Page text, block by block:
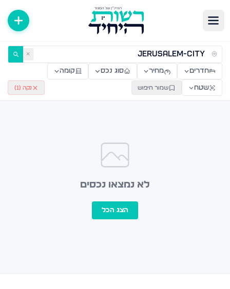
דירות למכירה ולהשכרה — רשות היחיד ✕
חדרים מחיר סוג נכס קומה
שטח שמור חיפוש נקה ( 1
)
לא נמצאו נכסים
הצג הכל